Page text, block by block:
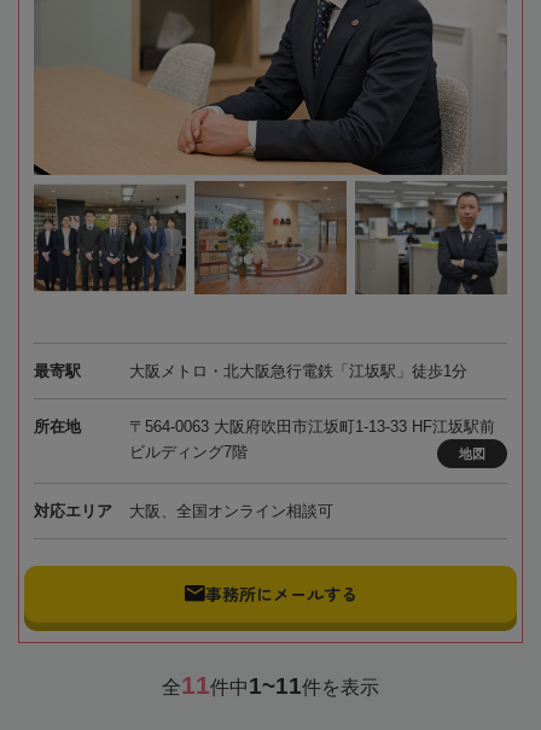
最寄駅 大阪メトロ・北大阪急行電鉄「江坂駅」徒歩1分
所在地
〒564-0063 大阪府吹田市江坂町1-13-33 HF江坂駅前
ビルディング7階
地図
対応エリア 大阪、全国オンライン相談可
事務所にメールする
全11件中1~11件を表示